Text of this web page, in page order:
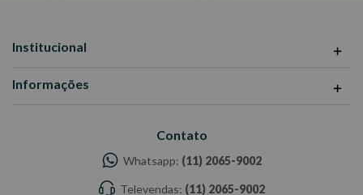
Institucional
Informações
Contato
Whatsapp: (11) 2065-9002
Televendas: (11) 2065-9002